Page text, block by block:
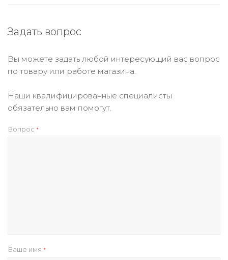
Задать вопрос
Вы можете задать любой интересующий вас вопрос
по товару или работе магазина.
Наши квалифицированные специалисты
обязательно вам помогут.
Вопрос *
Ваше имя *